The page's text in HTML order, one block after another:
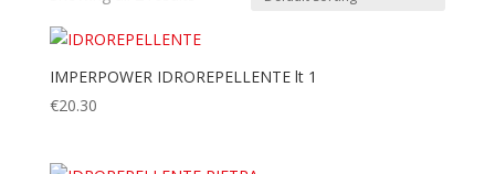
IMPERPOWER IDROREPELLENTE lt 1
€20.30